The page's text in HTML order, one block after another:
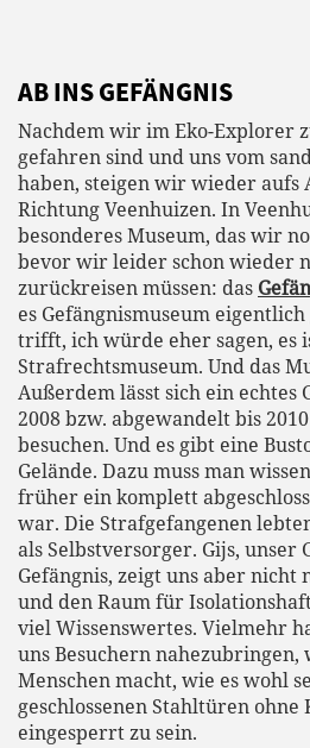
AB INS GEFÄNGNIS
Nachdem wir im Eko-Explorer
gefahren sind und uns vom
haben, steigen wir wieder aufs
Richtung Veenhuizen. In
besonderes Museum, das wir
bevor wir leider schon wieder
zurückreisen müssen: das
es Gefängnismuseum
trifft, ich würde eher sagen, es
Strafrechtsmuseum. Und das
Außerdem lässt sich ein echtes
2008 bzw. abgewandelt bis
besuchen. Und es gibt eine
Gelände. Dazu muss man
früher ein komplett
war. Die Strafgefangenen
als Selbstversorger. Gijs, unser
Gefängnis, zeigt uns aber nicht
und den Raum für
viel Wissenswertes. Vielmehr
uns Besuchern
Menschen macht, wie es wohl
geschlossenen Stahltüren ohne
eingesperrt zu sein.